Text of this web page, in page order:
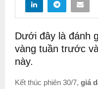
Dưới đây là đánh
vàng tuần trước
này.
Kết thúc phiên 30/7, giá